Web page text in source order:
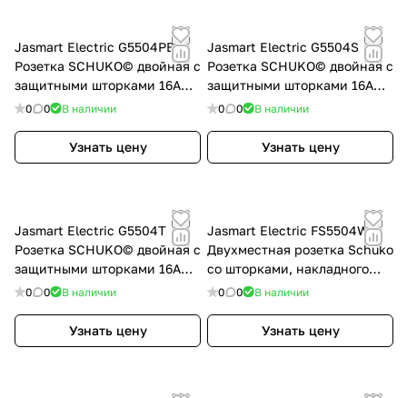
Jasmart Electric G5504PB
Розетка SCHUKO© двойная с
защитными шторками 16A
250V~ 2P+T, цвет черный
G5504PB
0 0 В наличии
Узнать цену
Jasmart Electric G5504S
Розетка SCHUKO© двойная с
защитными шторками 16A
250V~ 2P+T, цвет Алюминий,
0 0 В наличии
Узнать цену
Jasmart Electric G5504T
Розетка SCHUKO© двойная с
защитными шторками 16A
250V~ 2P+T, цвет Тауп,
0 0 В наличии
Узнать цену
Jasmart Electric FS5504W
Двухместная розетка Schuko
со шторками, накладного
монтажа, (цвет белый) 16A
0 0 В наличии
Узнать цену